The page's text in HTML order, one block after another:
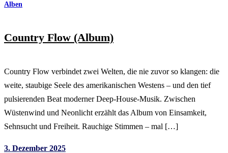
Alben
Country Flow (Album)
Country Flow verbindet zwei Welten, die nie zuvor so klangen: die
weite, staubige Seele des amerikanischen Westens – und den tief
pulsierenden Beat moderner Deep-House-Musik. Zwischen
Wüstenwind und Neonlicht erzählt das Album von Einsamkeit,
Sehnsucht und Freiheit. Rauchige Stimmen – mal […]
3. Dezember 2025